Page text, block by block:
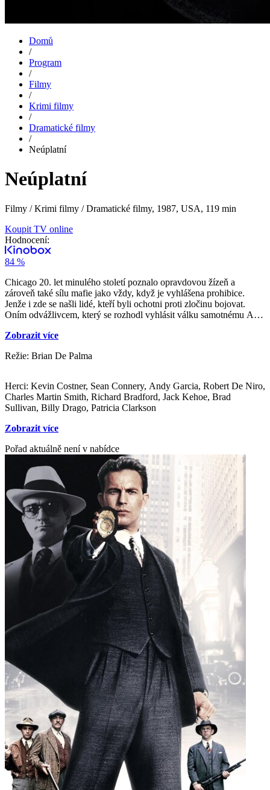
Domů
/
Program
/
Filmy
/
Krimi filmy
/
Dramatické filmy
/
Neúplatní
Neúplatní
Filmy / Krimi filmy / Dramatické filmy, 1987, USA, 119 min
Koupit TV online
Hodnocení:
84 %
Chicago 20. let minulého století poznalo opravdovou žízeň a
zároveň také sílu mafie jako vždy, když je vyhlášena prohibice.
Jenže i zde se našli lidé, kteří byli ochotni proti zločinu bojovat.
Oním odvážlivcem, který se rozhodl vyhlásit válku samotnému Alu
věrných mužů zákona, takzvané „neúplatné“, a s jejich pomocí se
za právo, lemované mnoha mrtvými těly, nakonec uspěli.
dob, na čemž má značný podíl i báječné obsazení v čele s Kevinem
Costnerem, Robertem de Nirem a Seanem Connerym, který za svou
roli obdržel v roce 1988 Oscara. Nezanedbatelný hudební doprovod
složil Ennio Morricone.
Zobrazit více
Režie: Brian De Palma
Herci: Kevin Costner, Sean Connery, Andy Garcia, Robert De Niro,
Charles Martin Smith, Richard Bradford, Jack Kehoe, Brad
Sullivan, Billy Drago, Patricia Clarkson
Zobrazit více
Pořad aktuálně není v nabídce